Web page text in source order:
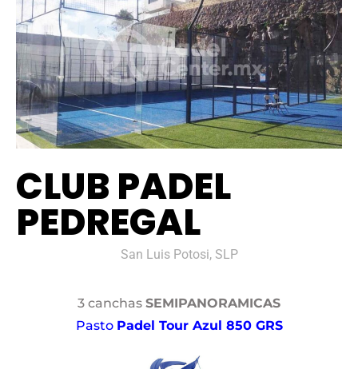
CLUB PADEL
PEDREGAL
San Luis Potosi, SLP
3 canchas SEMIPANORAMICAS
Pasto Padel Tour Azul 850 GRS